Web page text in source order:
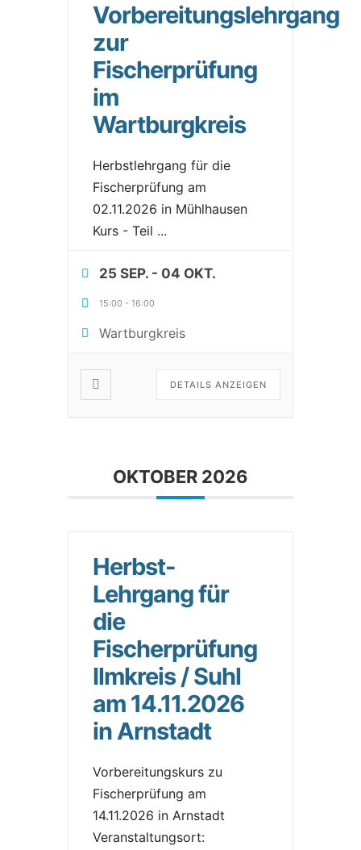
Vorbereitungslehrgang
zur
Fischerprüfung
im
Wartburgkreis
Herbstlehrgang für die
Fischerprüfung am
02.11.2026 in Mühlhausen
Kurs - Teil ...
25 SEP. - 04 OKT.
15:00 - 16:00
Wartburgkreis
DETAILS ANZEIGEN
OKTOBER 2026
Herbst-
Lehrgang für
die
Fischerprüfung
Ilmkreis / Suhl
am 14.11.2026
in Arnstadt
Vorbereitungskurs zu
Fischerprüfung am
14.11.2026 in Arnstadt
Veranstaltungsort: